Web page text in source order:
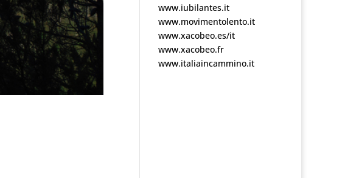
www.iubilantes.it
www.movimentolento.it
www.xacobeo.es/it
www.xacobeo.fr
www.italiaincammino.it